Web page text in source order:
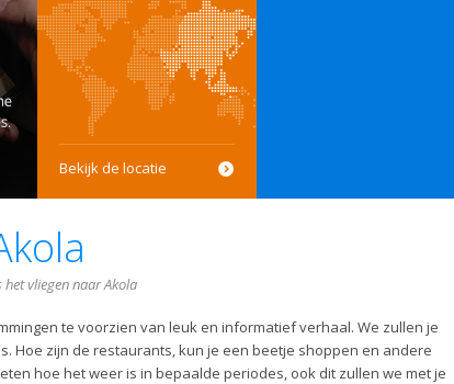
Bekijk de locatie
het vliegen naar Akola
te voorzien van leuk en informatief verhaal. We zullen je
Hoe zijn de restaurants, kun je een beetje shoppen en andere
hoe het weer is in bepaalde periodes, ook dit zullen we met je